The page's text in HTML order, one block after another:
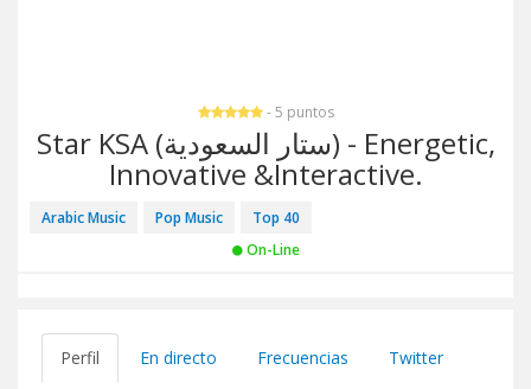
- 5 puntos
Star KSA (ستار السعودية) - Energetic,
Innovative &Interactive.
Arabic Music Pop Music
Top 40
On-Line
Perfil En directo Frecuencias Twitter